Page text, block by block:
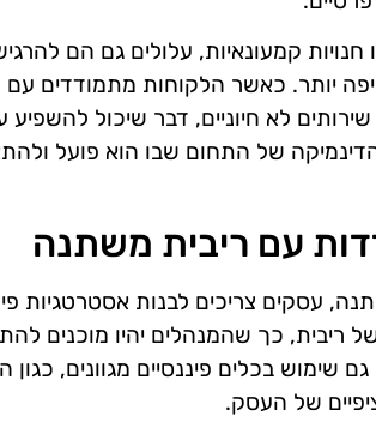
קמעונאיות, עלולים גם הם
יותר. כאשר הלקוחות מתמודדים עם
לא חיוניים, דבר שיכול
של התחום שבו הוא פועל
עם ריבית משתנה
עסקים צריכים לבנות אסטרטגיות
של ריבית, כך שהמנהלים יהיו מוכנים
שימוש בכלים פיננסיים מגוונים, כגון
של העסק.